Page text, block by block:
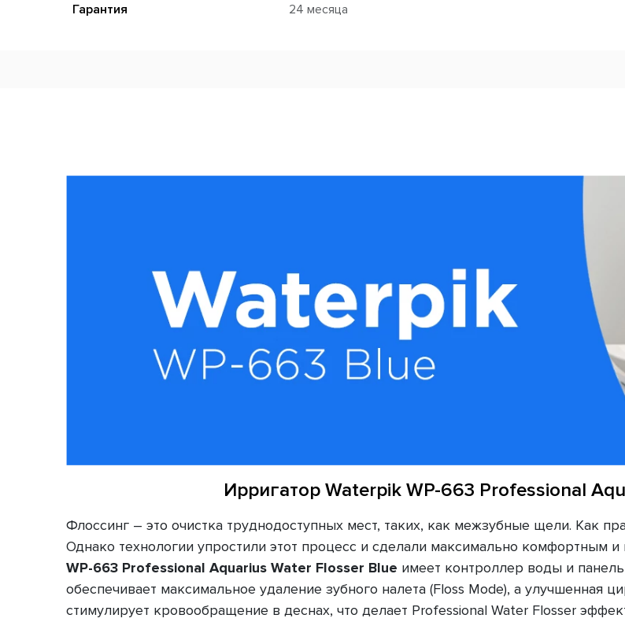
Гарантия
24 месяца
Ирригатор Waterpik WP-663 Professional
Флоссинг – это очистка труднодоступных мест, таких, как межзубные щели. Как
Однако технологии упростили этот процесс и сделали максимально комфортным
WP-663 Professional Aquarius Water Flosser Blue имеет контроллер воды и
обеспечивает максимальное удаление зубного налета (Floss Mode), а улучшенная
стимулирует кровообращение в деснах, что делает Professional Water Flosser